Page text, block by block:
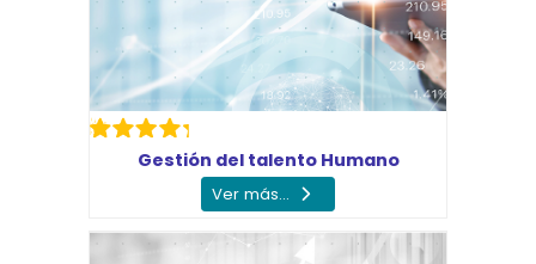
Gestión del talento Humano
Ver más...